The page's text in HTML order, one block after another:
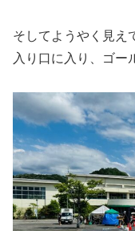
そしてようやく見え
入り口に入り、ゴー